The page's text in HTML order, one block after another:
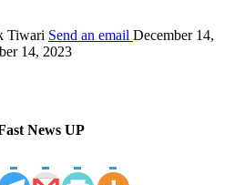
Tiwari Send an email December 14,
14, 2023
News UP